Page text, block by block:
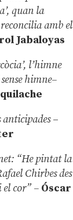
quan la
amb el
Jabaloyas
l’himne
himne–
–
“He pintat la
Chirbes des
el cor” – Óscar